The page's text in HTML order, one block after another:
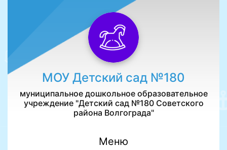
МОУ Детский сад №180
муниципальное дошкольное образовательное
учреждение "Детский сад №180 Советского
района Волгограда"
Меню